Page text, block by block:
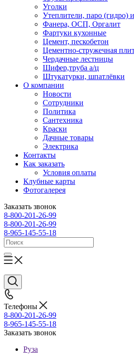
Уголки
Утеплители, паро (гидро)
Фанера, ОСП, Оргалит
Фартуки кухонные
Цемент, пескобетон
Цементно-стружечная
Чердачные лестницы
Шифер,труба а/ц
Штукатурки, шпатлёвки
О компании
Новости
Сотрудники
Политика
Сантехника
Краски
Дачные товары
Электрика
Контакты
Как заказать
Условия оплаты
Клубные карты
Фотогалерея
Заказать звонок
8-800-201-26-99
8-800-201-26-99
8-965-145-55-18
Телефоны
8-800-201-26-99
8-965-145-55-18
Заказать звонок
Руза